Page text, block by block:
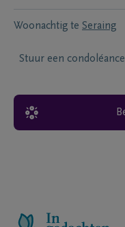
Woonachtig te Seraing
Stuur een